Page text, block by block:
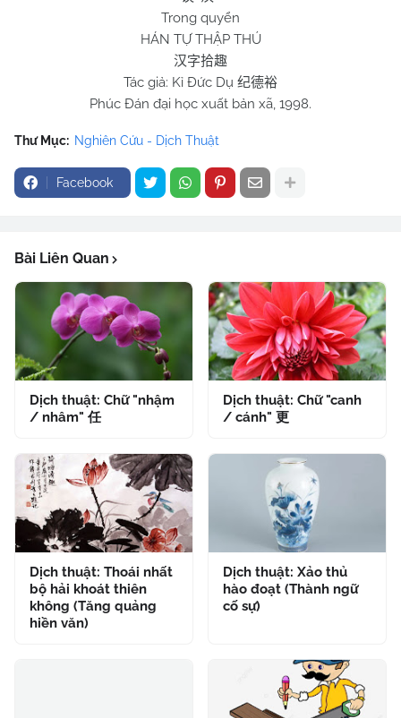
Trong quyển
HÁN TỰ THẬP THÚ
汉字拾趣
Tác giả: Kỉ Đức Dụ 纪德裕
Phúc Đán đại học xuất bản xã, 1998.
Thư Mục: Nghiên Cứu - Dịch Thuật
Facebook
Bài Liên Quan
Dịch thuật: Chữ "nhậm
/ nhâm" 任
Dịch thuật: Chữ "canh
/ cánh" 更
Dịch thuật: Thoái nhất
bộ hải khoát thiên
không (Tăng quảng
hiền văn)
Dịch thuật: Xảo thủ
hào đoạt (Thành ngữ
cố sự)